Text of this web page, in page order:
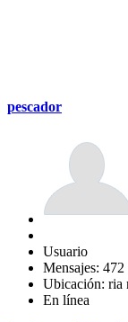
pescador
Usuario
Mensajes: 472
Ubicación: ria
En línea